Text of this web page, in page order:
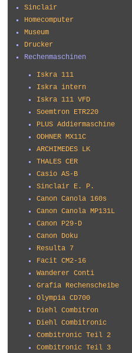
Sinclair
Homecomputer
Museum
Drucker
Rechenmaschinen
Iskra 111
Iskra intern
Iskra 111 VFD
Soemtron ETR220
PLUS Addiermaschine
ODHNER MX11C
ARCHIMEDES LK
THALES CER
Casio AS-B
Sinclair E. P.
Canon Canola 160s
Canon Canola MP131L
Canon P29-D
Canon Doku
Resulta 7
Facit CM2-16
Wanderer Conti
Grafia Rechenscheibe
Olympia CD700
Diehl Combitron
Diehl Combitronic
Combitronic Teil 2
Combitronic Teil 3